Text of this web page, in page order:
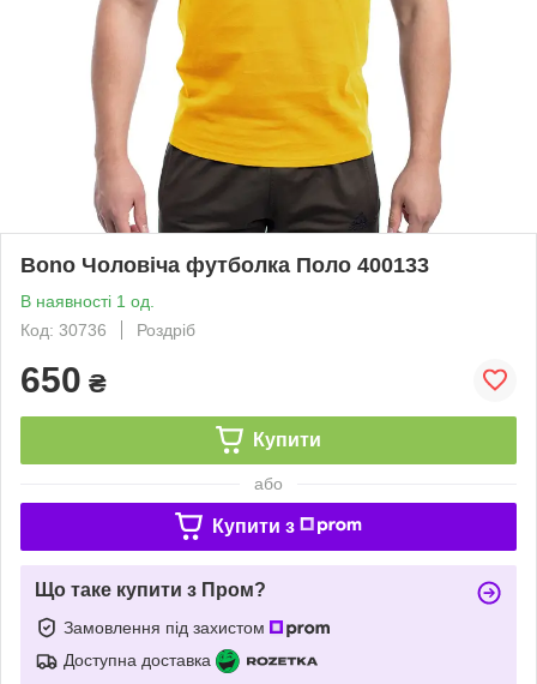
Bono Чоловіча футболка Поло 400133
В наявності 1 од.
Код: 30736
Роздріб
650 ₴
Купити
або
Купити з
Що таке купити з Пром?
Замовлення під захистом
Доступна доставка